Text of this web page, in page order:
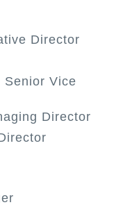
Director
Senior Vice
Director